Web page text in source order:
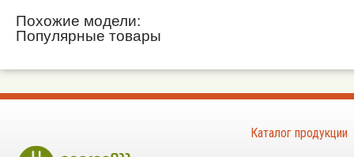
Похожие модели:
Популярные товары
Каталог продукции